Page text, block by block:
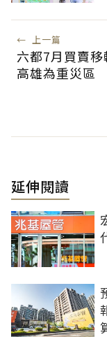
← 上一篇
六都7月買賣
高雄為重災區
延伸閱讀